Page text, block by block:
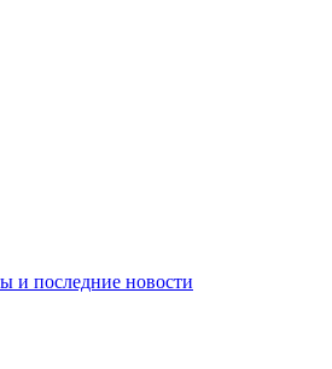
и последние новости